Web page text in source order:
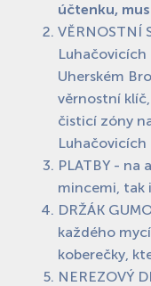
účtenku,
VĚRNOSTNÍ
Luhačovicích
Uherském
věrnostní
čisticí zóny
Luhačovicích
PLATBY -
mincemi, tak
DRŽÁK
každého
koberečky,
NEREZOVÝ